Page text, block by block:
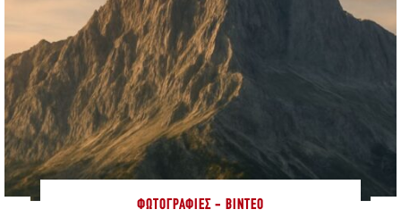
ΦΩΤΟΓΡΑΦΊΕΣ - ΒΊΝΤΕΟ